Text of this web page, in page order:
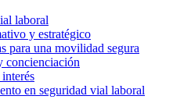
laboral
y estratégico
para una movilidad segura
concienciación
en seguridad vial laboral